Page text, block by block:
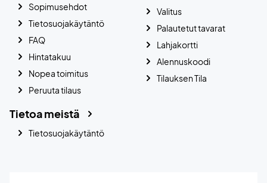
Sopimusehdot
Tietosuojakäytäntö
FAQ
Hintatakuu
Nopea toimitus
Peruuta tilaus
Valitus
Palautetut tavarat
Lahjakortti
Alennuskoodi
Tilauksen Tila
Tietoa meistä
Tietosuojakäytäntö